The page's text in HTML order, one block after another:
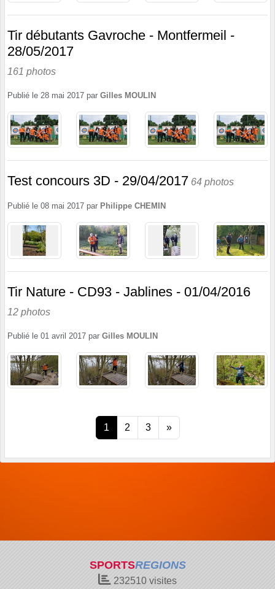
Tir débutants Gavroche - Montfermeil -
28/05/2017
161 photos
Publié le 28 mai 2017 par Gilles MOULIN
Test concours 3D - 29/04/2017 64 photos
Publié le 08 mai 2017 par Philippe CHEMIN
Tir Nature - CD93 - Jablines - 01/04/2016
12 photos
Publié le 01 avril 2017 par Gilles MOULIN
1 2 3 »
SPORTSREGIONS
232510 visites